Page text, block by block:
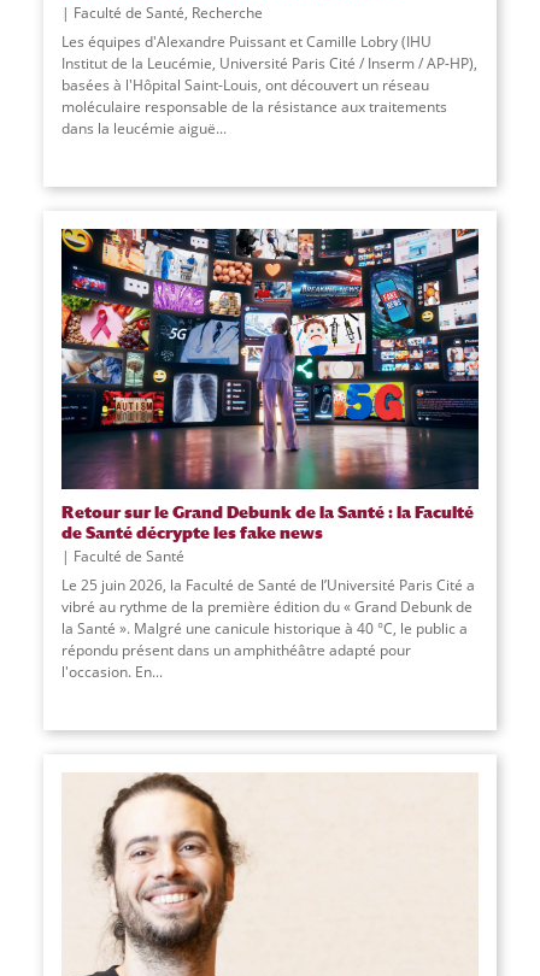
Faculté de Santé, Recherche
Les équipes d'Alexandre Puissant et Camille Lobry (IHU
Institut de la Leucémie, Université Paris Cité / Inserm / AP-HP),
basées à l'Hôpital Saint-Louis, ont découvert un réseau
moléculaire responsable de la résistance aux traitements
dans la leucémie aiguë...
Retour sur le Grand Debunk de la Santé : la Faculté
de Santé décrypte les fake news
Faculté de Santé
Le 25 juin 2026, la Faculté de Santé de l’Université Paris Cité a
vibré au rythme de la première édition du « Grand Debunk de
la Santé ». Malgré une canicule historique à 40 °C, le public a
répondu présent dans un amphithéâtre adapté pour
l'occasion. En...